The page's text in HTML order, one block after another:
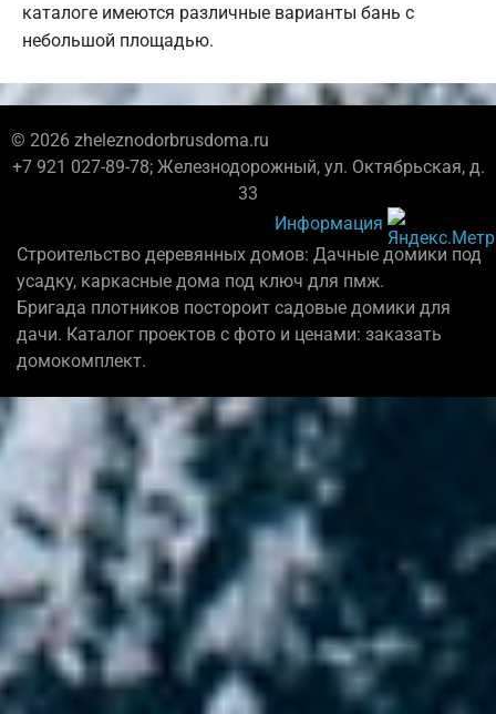
каталоге имеются различные варианты бань с
небольшой площадью.
© 2026 zheleznodorbrusdoma.ru
+7 921 027-89-78; Железнодорожный, ул. Октябрьская, д.
33
Информация
Строительство деревянных домов: Дачные домики под
усадку, каркасные дома под ключ для пмж.
Бригада плотников постороит садовые домики для
дачи. Каталог проектов с фото и ценами: заказать
домокомплект.